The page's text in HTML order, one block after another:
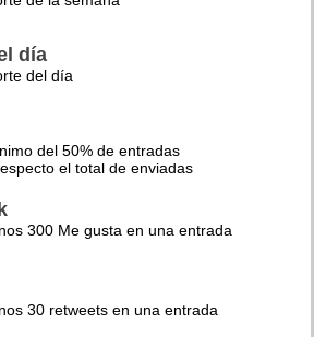
día
del día
del 50% de entradas
el total de enviadas
300 Me gusta en una entrada
30 retweets en una entrada